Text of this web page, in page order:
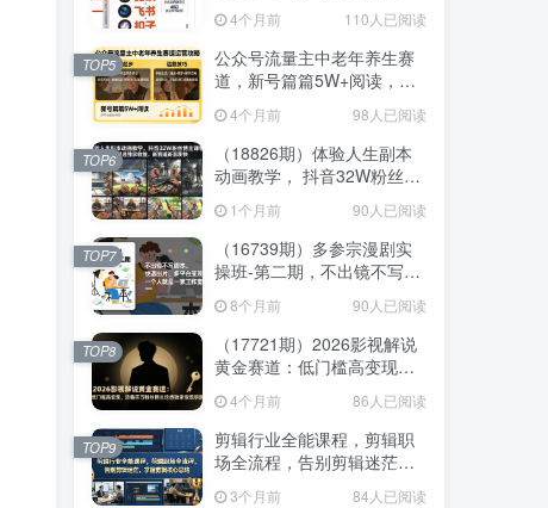
用4个月前 110人已阅读
公众号流量主中老年养生赛
道，新号篇篇5W+阅读，新
4个月前 98人已阅读
TOP5
（18826期）体验人生副本
动画教学， 抖音32W粉丝博
益，新赛道新涨粉快
1个月前 90人已阅读
TOP6
（16739期）多参宗漫剧实
操班-第二期，不出镜不写脚
现，一个人就是一家工作室
8个月前 90人已阅读
TOP7
（17721期）2026影视解说
黄金赛道：低门槛高变现，
变现钥匙
4个月前 86人已阅读
TOP8
剪辑行业全能课程，剪辑职
场全流程，告别剪辑迷茫，
掌握剪辑核心思路
3个月前 84人已阅读
TOP9